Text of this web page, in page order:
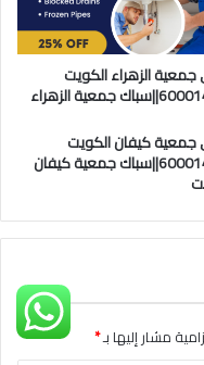
الزهراء الكويت
كيفان الكويت
||60001486||سباك جمعية كيفان
مشار إليها بـ*